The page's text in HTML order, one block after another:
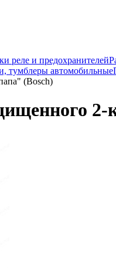
реле и предохранителей
тумблеры автомобильные
(Bosch)